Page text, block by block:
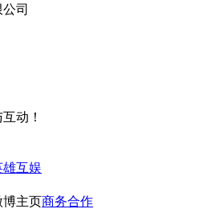
司
动！
雄互娱
博主页商务合作